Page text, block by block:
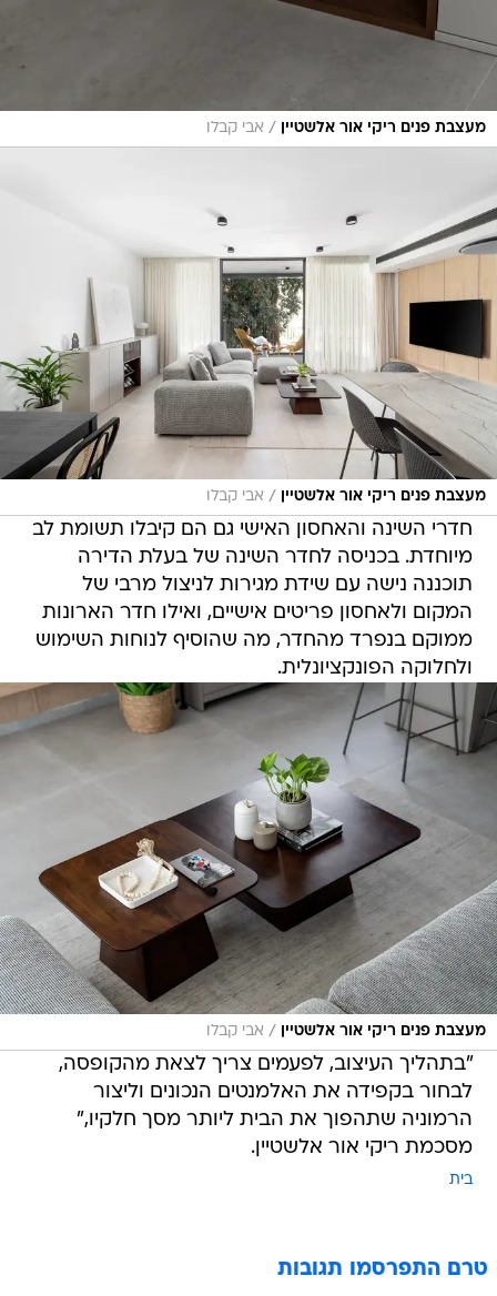
מעצבת פנים ריקי אור אלשטיין / אבי קבלו
מעצבת פנים ריקי אור אלשטיין / אבי קבלו
חדרי השינה והאחסון האישי גם הם קיבלו תשומת לב
מיוחדת. בכניסה לחדר השינה של בעלת הדירה
תוכננה נישה עם שידת מגירות לניצול מרבי של
המקום ולאחסון פריטים אישיים, ואילו חדר הארונות
ממוקם בנפרד מהחדר, מה שהוסיף לנוחות השימוש
ולחלוקה הפונקציונלית.
מעצבת פנים ריקי אור אלשטיין / אבי קבלו
"בתהליך העיצוב, לפעמים צריך לצאת מהקופסה,
לבחור בקפידה את האלמנטים הנכונים וליצור
הרמוניה שתהפוך את הבית ליותר מסך חלקיו,"
מסכמת ריקי אור אלשטיין.
בית
טרם התפרסמו תגובות